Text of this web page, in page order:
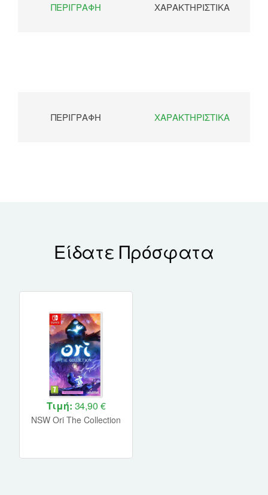
ΠΕΡΙΓΡΑΦΉ ΧΑΡΑΚΤΗΡΙΣΤΙΚΆ
ΠΕΡΙΓΡΑΦΉ ΧΑΡΑΚΤΗΡΙΣΤΙΚΆ
Είδατε Πρόσφατα
Τιμή: 34,90 €
NSW Ori The Collection